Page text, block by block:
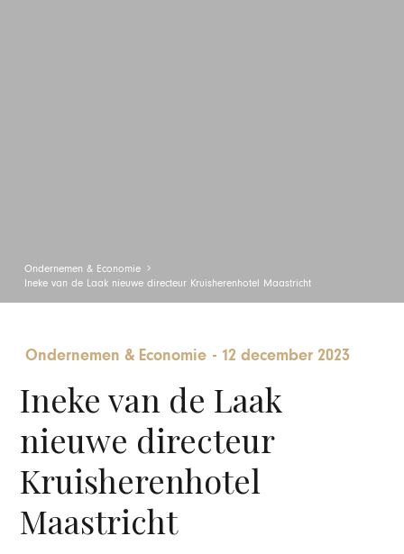
Ondernemen & Economie
Ineke van de Laak nieuwe directeur Kruisherenhotel Maastricht
Ondernemen & Economie - 12 december 2023
Ineke van de Laak
nieuwe directeur
Kruisherenhotel
Maastricht